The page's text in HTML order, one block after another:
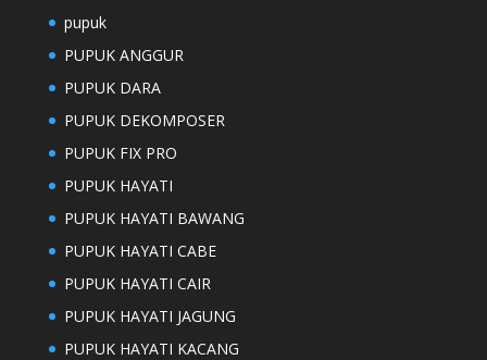
pupuk
PUPUK ANGGUR
PUPUK DARA
PUPUK DEKOMPOSER
PUPUK FIX PRO
PUPUK HAYATI
PUPUK HAYATI BAWANG
PUPUK HAYATI CABE
PUPUK HAYATI CAIR
PUPUK HAYATI JAGUNG
PUPUK HAYATI KACANG